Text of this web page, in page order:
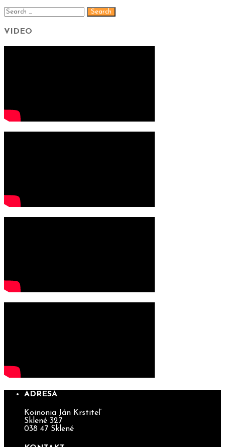
VIDEO
ADRESA
Koinonia Ján Krstiteľ
Sklené 327
038 47 Sklené